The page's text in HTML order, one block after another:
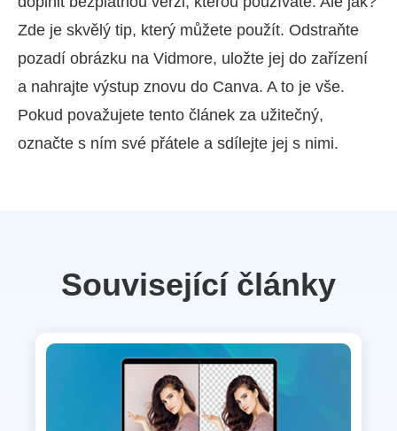
Zde je skvělý tip, který můžete použít. Odstraňte
pozadí obrázku na Vidmore, uložte jej do zařízení
a nahrajte výstup znovu do Canva. A to je vše.
Pokud považujete tento článek za užitečný,
označte s ním své přátele a sdílejte jej s nimi.
Související články